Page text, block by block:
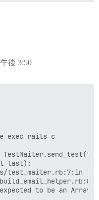
後 3:50
exec rails c
last):
test_mailer.rb:7:in